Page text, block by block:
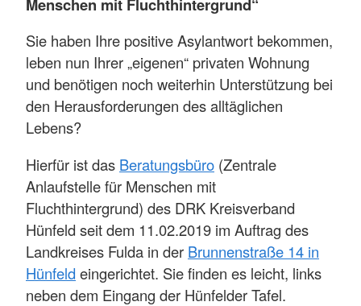
Sie haben Ihre positive Asylantwort bekommen,
leben nun Ihrer „eigenen“ privaten Wohnung
und benötigen noch weiterhin Unterstützung bei
den Herausforderungen des alltäglichen
Lebens?
Hierfür ist das Beratungsbüro (Zentrale
Anlaufstelle für Menschen mit
Fluchthintergrund) des DRK Kreisverband
Hünfeld seit dem 11.02.2019 im Auftrag des
Landkreises Fulda in der Brunnenstraße 14 in
Hünfeld eingerichtet. Sie finden es leicht, links
neben dem Eingang der Hünfelder Tafel.